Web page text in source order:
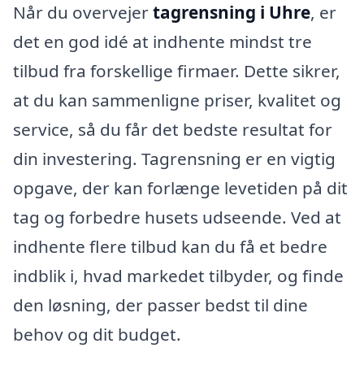
Når du overvejertagrensning i Uhre, er
det en god idé at indhente mindst tre
tilbud fra forskellige firmaer. Dette sikrer,
at du kan sammenligne priser, kvalitet og
service, så du får det bedste resultat for
din investering. Tagrensning er en vigtig
opgave, der kan forlænge levetiden på dit
tag og forbedre husets udseende. Ved at
indhente flere tilbud kan du få et bedre
indblik i, hvad markedet tilbyder, og finde
den løsning, der passer bedst til dine
behov og dit budget.